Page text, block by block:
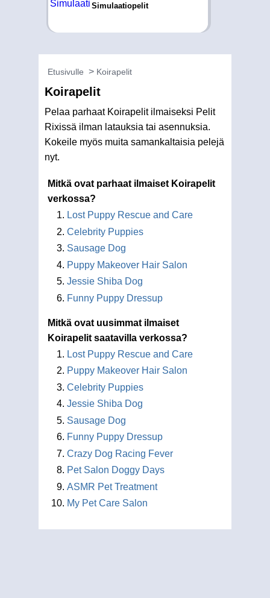
Simulaatiopelit
Etusivulle Koirapelit
Koirapelit
Pelaa parhaat Koirapelit ilmaiseksi Pelit
Rixissä ilman latauksia tai asennuksia.
Kokeile myös muita samankaltaisia pelejä
nyt.
Mitkä ovat parhaat ilmaiset Koirapelit
verkossa?
Lost Puppy Rescue and Care
Celebrity Puppies
Sausage Dog
Puppy Makeover Hair Salon
Jessie Shiba Dog
Funny Puppy Dressup
Mitkä ovat uusimmat ilmaiset
Koirapelit saatavilla verkossa?
Lost Puppy Rescue and Care
Puppy Makeover Hair Salon
Celebrity Puppies
Jessie Shiba Dog
Sausage Dog
Funny Puppy Dressup
Crazy Dog Racing Fever
Pet Salon Doggy Days
ASMR Pet Treatment
My Pet Care Salon